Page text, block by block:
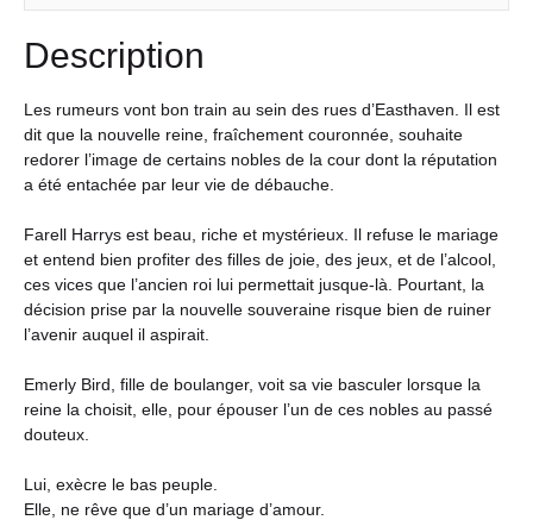
Description
Les rumeurs vont bon train au sein des rues d’Easthaven. Il est
dit que la nouvelle reine, fraîchement couronnée, souhaite
redorer l’image de certains nobles de la cour dont la réputation
a été entachée par leur vie de débauche.
Farell Harrys est beau, riche et mystérieux. Il refuse le mariage
et entend bien profiter des filles de joie, des jeux, et de l’alcool,
ces vices que l’ancien roi lui permettait jusque-là. Pourtant, la
décision prise par la nouvelle souveraine risque bien de ruiner
l’avenir auquel il aspirait.
Emerly Bird, fille de boulanger, voit sa vie basculer lorsque la
reine la choisit, elle, pour épouser l’un de ces nobles au passé
douteux.
Lui, exècre le bas peuple.
Elle, ne rêve que d’un mariage d’amour.